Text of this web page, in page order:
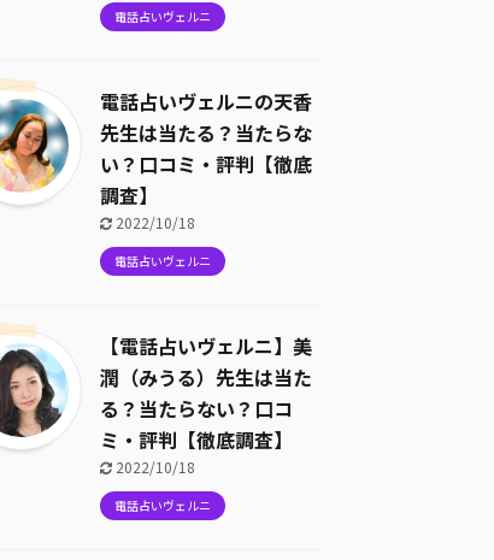
電話占いヴェルニ
電話占いヴェルニの天香
先生は当たる？当たらな
い？口コミ・評判【徹底
調査】
2022/10/18
電話占いヴェルニ
【電話占いヴェルニ】美
潤（みうる）先生は当た
る？当たらない？口コ
ミ・評判【徹底調査】
2022/10/18
電話占いヴェルニ